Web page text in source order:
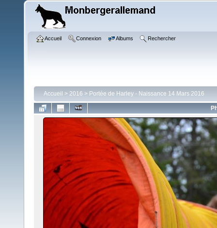
Accueil Connexion Albums Rechercher
Accueil > 2016 > Portée de Harley - Naissance 14 Mars 2016